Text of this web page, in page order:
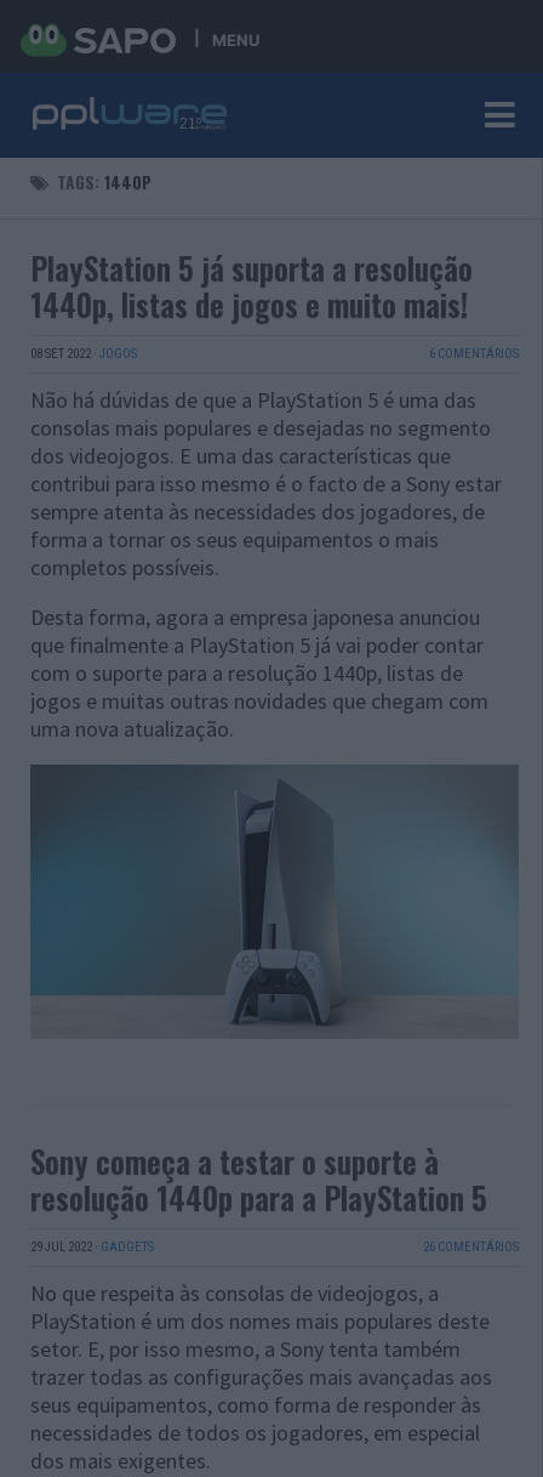
MENU
TAGS: 1440P
PlayStation 5 já suporta a resolução
1440p, listas de jogos e muito mais!
08 SET 2022 · JOGOS 6 COMENTÁRIOS
Não há dúvidas de que a PlayStation 5 é uma das
consolas mais populares e desejadas no segmento
dos videojogos. E uma das características que
contribui para isso mesmo é o facto de a Sony estar
sempre atenta às necessidades dos jogadores, de
forma a tornar os seus equipamentos o mais
completos possíveis.
Desta forma, agora a empresa japonesa anunciou
que finalmente a PlayStation 5 já vai poder contar
com o suporte para a resolução 1440p, listas de
jogos e muitas outras novidades que chegam com
uma nova atualização.
Sony começa a testar o suporte à
resolução 1440p para a PlayStation 5
29 JUL 2022 · GADGETS 26 COMENTÁRIOS
No que respeita às consolas de videojogos, a
PlayStation é um dos nomes mais populares deste
setor. E, por isso mesmo, a Sony tenta também
trazer todas as configurações mais avançadas aos
seus equipamentos, como forma de responder às
necessidades de todos os jogadores, em especial
dos mais exigentes.